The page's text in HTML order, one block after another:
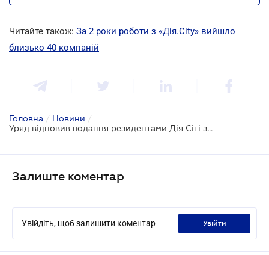
Читайте також: За 2 роки роботи з «Дія.Сity» вийшло
близько 40 компаній
Головна / Новини /
Уряд відновив подання резидентами Дія Сіті звіту про відповідність та незалежного висновку
Залиште коментар
Увійдіть, щоб залишити коментар увійти